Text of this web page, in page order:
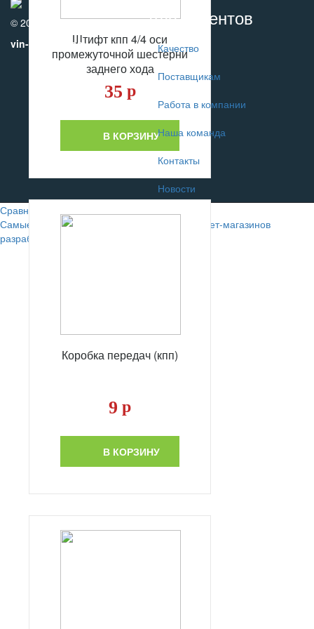
Штифт кпп 4/4 оси
промежуточной шестерни
заднего хода
35 р
В КОРЗИНУ
Коробка передач (кпп)
9 р
В КОРЗИНУ
© 2010-2017
vin-motors.com
Для клиентов
Качество
Поставщикам
Работа в компании
Наша команда
Контакты
Новости
Сравнение
Самые лучшие сайты автомобильных интернет-магазинов
разрабатывают в